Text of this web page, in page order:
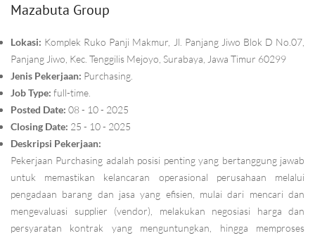
Mazabuta Group
Lokasi: Komplek Ruko Panji Makmur, Jl. Panjang Jiwo Blok D No.07,
Panjang Jiwo, Kec. Tenggilis Mejoyo, Surabaya, Jawa Timur 60299
Jenis Pekerjaan: Purchasing.
Job Type: full-time.
Posted Date: 08 - 10 - 2025
Closing Date: 25 - 10 - 2025
Deskripsi Pekerjaan:
Pekerjaan Purchasing adalah posisi penting yang bertanggung jawab
untuk memastikan kelancaran operasional perusahaan melalui
pengadaan barang dan jasa yang efisien, mulai dari mencari dan
mengevaluasi supplier (vendor), melakukan negosiasi harga dan
persyaratan kontrak yang menguntungkan, hingga memproses